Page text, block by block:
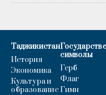
Таджикистан
История
Экономика
Культура и
образование
символы
Герб
Флаг
Гимн